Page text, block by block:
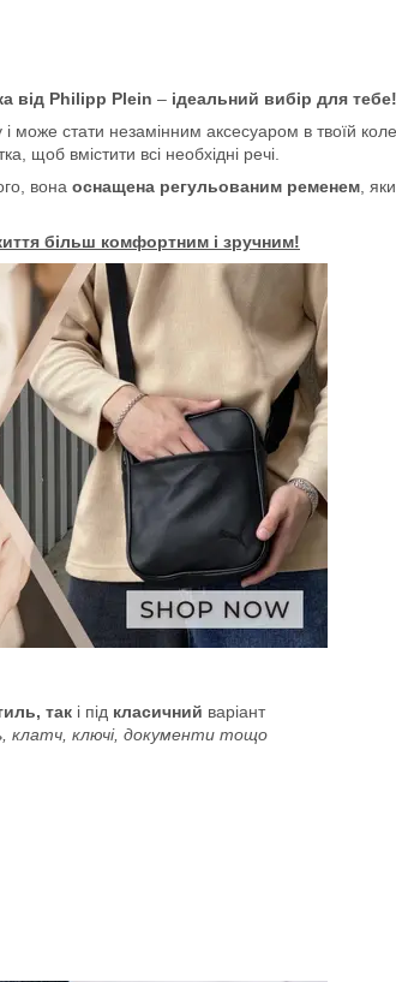
від Philipp Plein – ідеальний вибір для тебе!
може стати незамінним аксесуаром в твоїй
щоб вмістити всі необхідні речі.
вона оснащена регульованим ременем ,
більш комфортним і зручним!
так і під класичний варіант
ключі, документи тощо